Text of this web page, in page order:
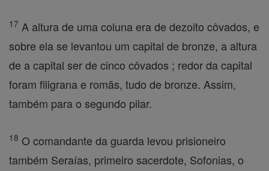
17 A altura de uma coluna era de dezoito côvados, e
sobre ela se levantou um capital de bronze, a altura
de a capital ser de cinco côvados ; redor da capital
foram filigrana e romãs, tudo de bronze. Assim,
também para o segundo pilar.
18 O comandante da guarda levou prisioneiro
também Seraías, primeiro sacerdote, Sofonias, o